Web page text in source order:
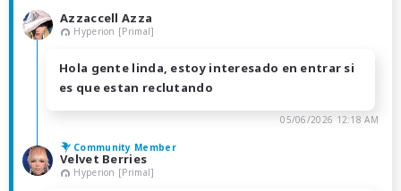
Azzaccell Azza
Hyperion [Primal]
Hola gente linda, estoy interesado en entrar si
es que estan reclutando
05/06/2026 12:18 AM
Community Member
Velvet Berries
Hyperion [Primal]